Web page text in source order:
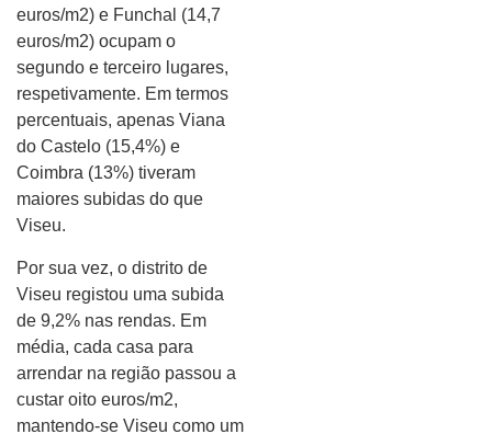
euros/m2) e Funchal (14,7
euros/m2) ocupam o
segundo e terceiro lugares,
respetivamente. Em termos
percentuais, apenas Viana
do Castelo (15,4%) e
Coimbra (13%) tiveram
maiores subidas do que
Viseu.
Por sua vez, o distrito de
Viseu registou uma subida
de 9,2% nas rendas. Em
média, cada casa para
arrendar na região passou a
custar oito euros/m2,
mantendo-se Viseu como um